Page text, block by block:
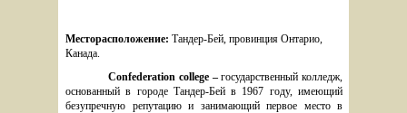
Месторасположение: Тандер-Бей, провинция Онтарио,
Канада.
Confederation college – государственный колледж,
основанный в городе Тандер-Бей в 1967 году, имеющий
безупречную репутацию и занимающий первое место в